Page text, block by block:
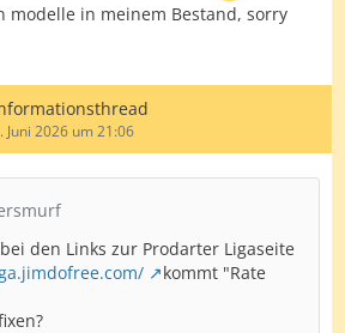
modelle in meinem Bestand, sorry
Juni 2026 um 21:06
den Links zur Prodarter Ligaseite
kommt "Rate